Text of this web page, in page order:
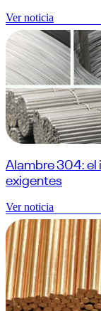
Ver noticia
Alambre 304: el
exigentes
Ver noticia